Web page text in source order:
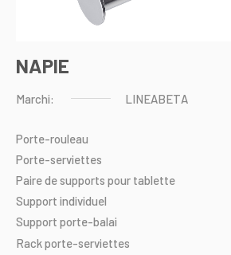
NAPIE
Marchi: LINEABETA
Porte-rouleau
Porte-serviettes
Pairedesupports pour tablette
Support individuel
Support porte-balai
Rackporte-serviettes